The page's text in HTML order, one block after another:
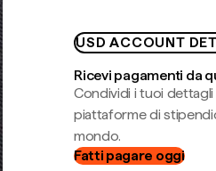
USD ACCOUNT
Ricevi pagamenti da
Condividi i tuoi dettagli
piattaforme di
mondo.
Fatti pagare oggi